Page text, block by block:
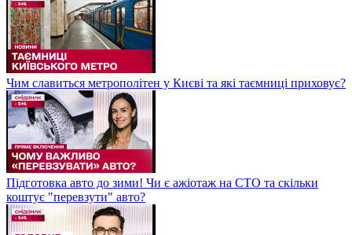
Чим славиться метрополітен у Києві та які таємниці приховує?
Підготовка авто до зими! Чи є ажіотаж на СТО та скільки
коштує "перевзути" авто?